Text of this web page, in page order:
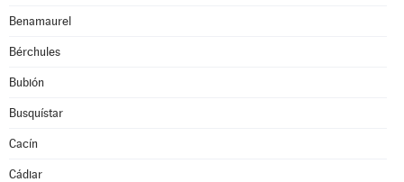
Benamaurel
Bérchules
Bubión
Busquístar
Cacín
Cádiar